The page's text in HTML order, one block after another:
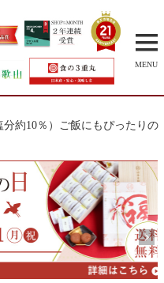
MENU
約10％）ご飯にもぴったりの